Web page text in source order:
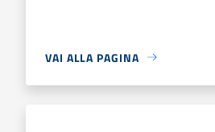
VAI ALLA PAGINA